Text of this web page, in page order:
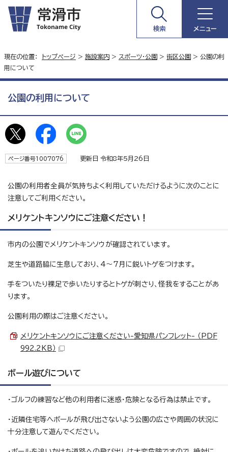
検索 メニュー
現在の位置： トップページ > 施設案内 > スポーツ・公園 > 街区公園 > 公園の利
用について
公園の利用について
ページ番号1007076 更新日 令和8年5月26日
公園の利用者全員が気持ちよく利用していただけるように次のことに
注意してご利用ください。
メリケントキンソウにご注意ください！
市内の公園でメリケントキンソウが確認されています。
芝生や道路脇に生息しており、4～7月に鋭いトゲをつけます。
手をついたり裸足で歩いたりするとトゲが刺さり、怪我をすることがあ
ります。
公園利用の際はご注意ください。
メリケントキンソウにご注意ください-愛知県パンフレット- （PDF
992.2KB）
ボール遊びについて
・ゴルフの練習など他の利用者に迷惑・危険となる行為は禁止です。
・近隣住宅等へボールが飛び出さないよう公園の広さや周囲の状況に
十分注意して遊んでください。